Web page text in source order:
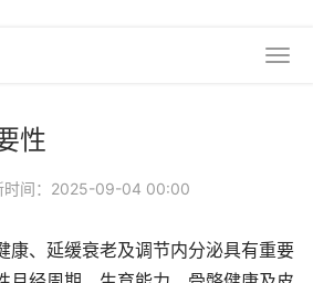
性
时间：2025-09-04 00:00
康、延缓衰老及调节内分泌具有重要